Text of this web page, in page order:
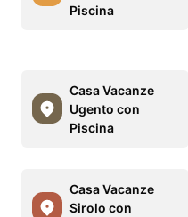
Piscina
Casa Vacanze
Ugento con
Piscina
Casa Vacanze
Sirolo con